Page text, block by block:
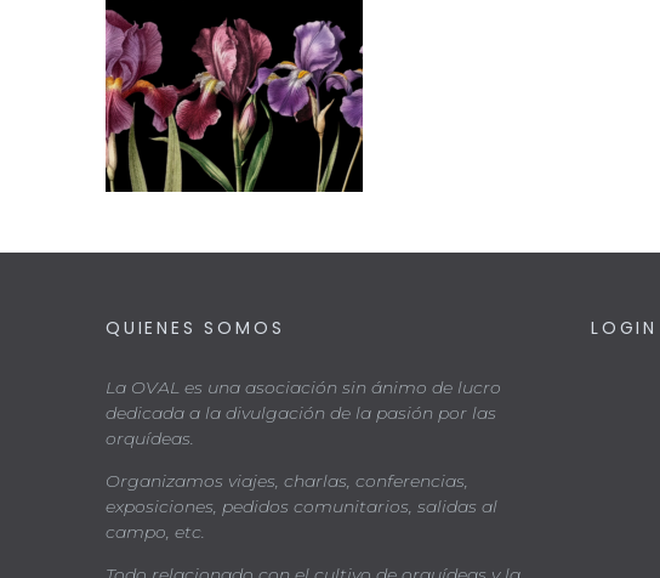
QUIENES SOMOS
La OVAL es una asociación sin ánimo de lucro
dedicada a la divulgación de la pasión por las
orquídeas.
Organizamos viajes, charlas, conferencias,
exposiciones, pedidos comunitarios, salidas al
campo, etc.
LOGIN